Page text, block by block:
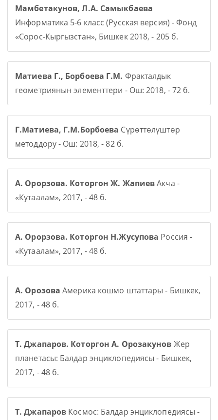
Мамбетакунов, Л.А. Самыкбаева
Информатика 5-6 класс (Русская версия) - Фонд
«Сорос-Кыргызстан», Бишкек 2018, - 205 б.
Матиева Г., Борбоева Г.М. Фракталдык
геометриянын элементтери - Ош: 2018, - 72 б.
Г.Матиева, Г.М.Борбоева Сүрөттөлүштөр
методдору - Ош: 2018, - 82 б.
А. Орорзова. Которгон Ж. ЖапиевАкча -
«Кутаалам», 2017, - 48 б.
А. Орорзова. Которгон Н.Жусупова Россия -
«Кутаалам», 2017, - 48 б.
А. Орозова Америка кошмо штаттары - Бишкек,
2017, - 48 б.
Т. Джапаров. Которгон А. Орозакунов Жер
планетасы: Балдар энциклопедиясы - Бишкек,
2017, - 48 б.
Т. Джапаров Космос: Балдар энциклопедиясы -